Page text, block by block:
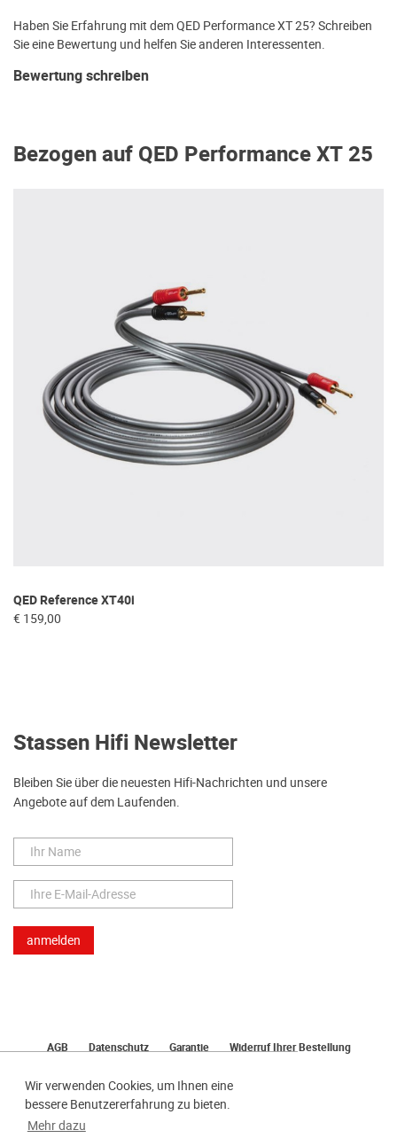
Wir verwenden Cookies, um Ihnen eine
bessere Benutzererfahrung zu bieten.
Mehr dazu
Haben Sie Erfahrung mit dem QED Performance XT 25? Schreiben
Sie eine Bewertung und helfen Sie anderen Interessenten.
Bewertung schreiben
Bezogen auf QED Performance XT 25
QED Reference XT40i
€ 159,00
Stassen Hifi Newsletter
Bleiben Sie über die neuesten Hifi-Nachrichten und unsere
Angebote auf dem Laufenden.
AGB Datenschutz Garantie
Widerruf Ihrer Bestellung